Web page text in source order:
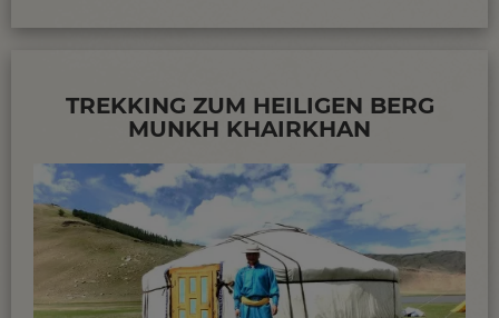
TREKKING ZUM HEILIGEN BERG
MUNKH KHAIRKHAN